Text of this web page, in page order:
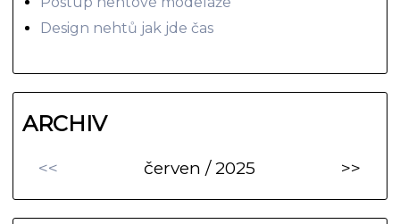
Design nehtů jak jde čas
ARCHIV
<< červen / 2025 >>